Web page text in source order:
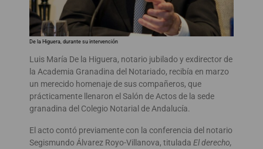
De la Higuera, durante su intervención
Luis María De la Higuera, notario jubilado y exdirector de
la Academia Granadina del Notariado, recibía en marzo
un merecido homenaje de sus compañeros, que
prácticamente llenaron el Salón de Actos de la sede
granadina del Colegio Notarial de Andalucía.
El acto contó previamente con la conferencia del notario
Segismundo Álvarez Royo-Villanova, titulada El derecho,